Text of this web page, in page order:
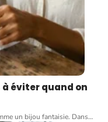
éviter quand on
un bijou fantaisie. Dans…